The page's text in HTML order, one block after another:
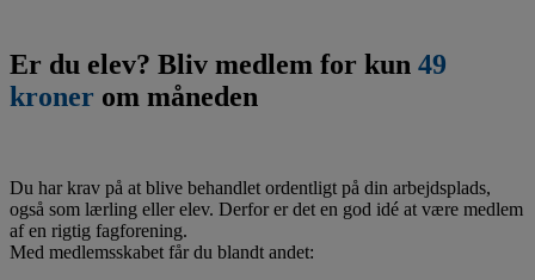
Er du elev? Bliv medlem for kun 49
kroner om måneden
Du har krav på at blive behandlet ordentligt på din arbejdsplads,
også som lærling eller elev. Derfor er det en god idé at være medlem
af en rigtig fagforening.
Med medlemsskabet får du blandt andet: